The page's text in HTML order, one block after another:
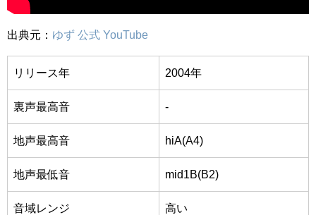
出典元： ゆず 公式 YouTube
リリース年 2004年
裏声最高音 -
地声最高音 hiA(A4)
地声最低音 mid1B(B2)
音域レンジ 高い